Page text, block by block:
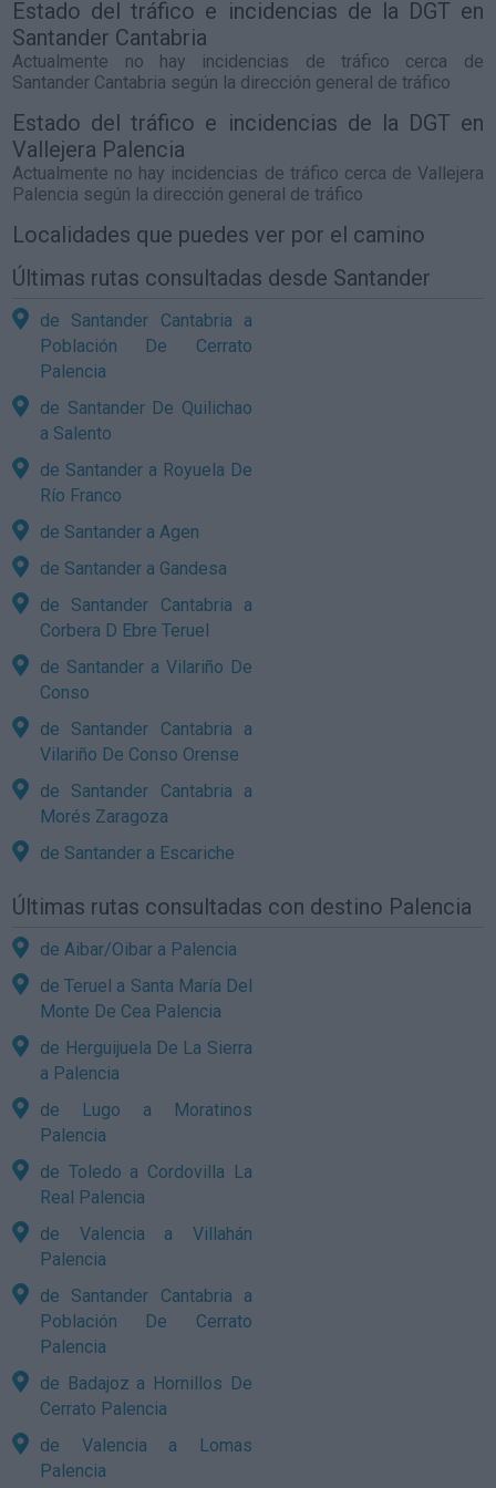
Estado del tráfico e incidencias de la DGT en
Santander Cantabria
Actualmente no hay incidencias de tráfico cerca de
Santander Cantabria según la dirección general de tráfico
Estado del tráfico e incidencias de la DGT en
Vallejera Palencia
Actualmente no hay incidencias de tráfico cerca de Vallejera
Palencia según la dirección general de tráfico
Localidades que puedes ver por el camino
Últimas rutas consultadas desde Santander
de Santander Cantabria a
Población De Cerrato
Palencia
de Santander De Quilichao
a Salento
de Santander a Royuela De
Río Franco
de Santander a Agen
de Santander a Gandesa
de Santander Cantabria a
Corbera D Ebre Teruel
de Santander a Vilariño De
Conso
de Santander Cantabria a
Vilariño De Conso Orense
de Santander Cantabria a
Morés Zaragoza
de Santander a Escariche
Últimas rutas consultadas con destino Palencia
de Aibar/Oibar a Palencia
de Teruel a Santa María Del
Monte De Cea Palencia
de Herguijuela De La Sierra
a Palencia
de Lugo a Moratinos
Palencia
de Toledo a Cordovilla La
Real Palencia
de Valencia a Villahán
Palencia
de Santander Cantabria a
Población De Cerrato
Palencia
de Badajoz a Hornillos De
Cerrato Palencia
de Valencia a Lomas
Palencia